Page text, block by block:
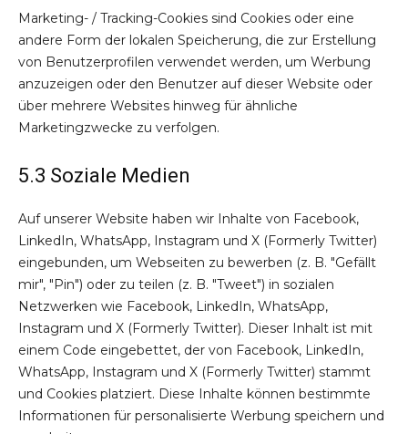
Marketing- / Tracking-Cookies sind Cookies oder eine
andere Form der lokalen Speicherung, die zur Erstellung
von Benutzerprofilen verwendet werden, um Werbung
anzuzeigen oder den Benutzer auf dieser Website oder
über mehrere Websites hinweg für ähnliche
Marketingzwecke zu verfolgen.
5.3 Soziale Medien
Auf unserer Website haben wir Inhalte von Facebook,
LinkedIn, WhatsApp, Instagram und X (Formerly Twitter)
eingebunden, um Webseiten zu bewerben (z. B. "Gefällt
mir", "Pin") oder zu teilen (z. B. "Tweet") in sozialen
Netzwerken wie Facebook, LinkedIn, WhatsApp,
Instagram und X (Formerly Twitter). Dieser Inhalt ist mit
einem Code eingebettet, der von Facebook, LinkedIn,
WhatsApp, Instagram und X (Formerly Twitter) stammt
und Cookies platziert. Diese Inhalte können bestimmte
Informationen für personalisierte Werbung speichern und